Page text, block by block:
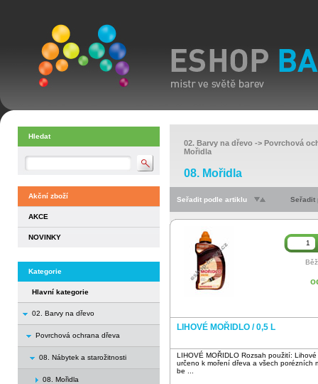
Hledat
Akční zboží
AKCE
NOVINKY
Kategorie
Hlavní kategorie
02. Barvy na dřevo
Povrchová ochrana dřeva
08. Nábytek a starožitnosti
08. Mořidla
02. Barvy na dřevo -> Povrchová
Mořidla
08. Mořidla
Seřadit podle artiklu Seřadit
LIHOVÉ MOŘIDLO / 0,5 L
LIHOVÉ MOŘIDLO Rozsah použití: Lihové
určeno k moření dřeva a všech porézních
be ...